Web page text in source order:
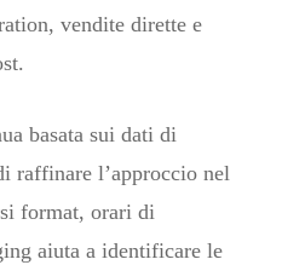
vendite dirette e
basata sui dati di
raffinare l’approccio nel
format, orari di
aiuta a identificare le